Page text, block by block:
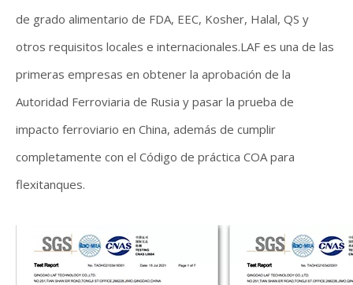
de grado alimentario de FDA, EEC, Kosher, Halal, QS y
otros requisitos locales e internacionales.LAF es una de las
primeras empresas en obtener la aprobación de la
Autoridad Ferroviaria de Rusia y pasar la prueba de
impacto ferroviario en China, además de cumplir
completamente con el Código de práctica COA para
flexitanques.